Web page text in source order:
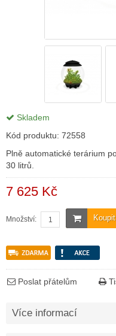
Skladem
Kód produktu: 72558
Plně automatické terárium
30 litrů.
7 625 Kč
Koupit
Množství:
Poslat přátelům
Více informací